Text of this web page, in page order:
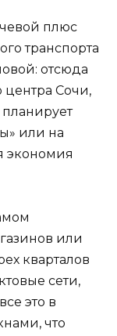
плюс
транспорта
отсюда
центра Сочи,
планирует
или на
экономия
или
кварталов
сети,
это в
что